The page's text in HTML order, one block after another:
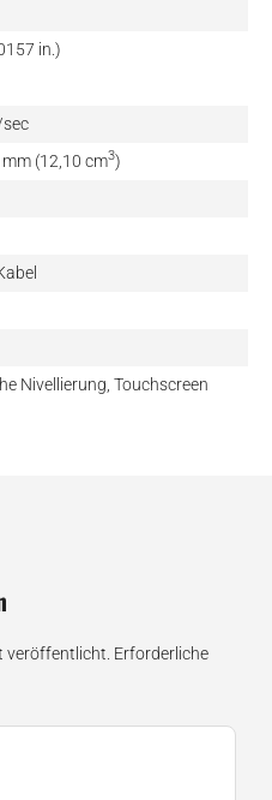
in.)
(12,10 cm3)
Nivellierung, Touchscreen
veröffentlicht. Erforderliche